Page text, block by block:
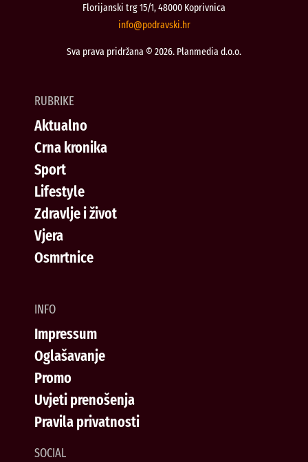
Florijanski trg 15/1, 48000 Koprivnica
rh.iksvardop
@ofni
Sva prava pridržana © 2026. Planmedia d.o.o.
RUBRIKE
Aktualno
Crna kronika
Sport
Lifestyle
Zdravlje i život
Vjera
Osmrtnice
INFO
Impressum
Oglašavanje
Promo
Uvjeti prenošenja
Pravila privatnosti
SOCIAL